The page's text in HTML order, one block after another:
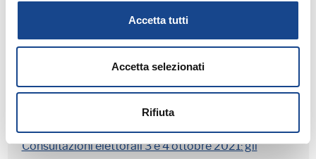
Accetta tutti
Accetta selezionati
Rifiuta
La disciplina delle spese per le consultazioni
Consultazioni elettorali 3 e 4 ottobre 2021: gli